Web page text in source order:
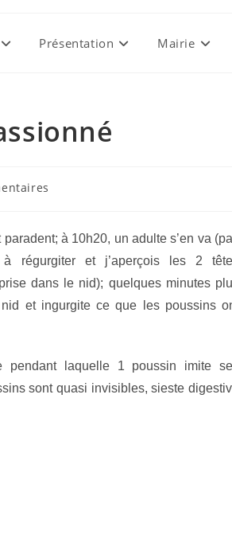
Présentation Mairie
à 10h20, un adulte s’en va
régurgiter et j’aperçois les 2
dans le nid); quelques minutes
et ingurgite ce que les poussins
pendant laquelle 1 poussin imite
sont quasi invisibles, sieste